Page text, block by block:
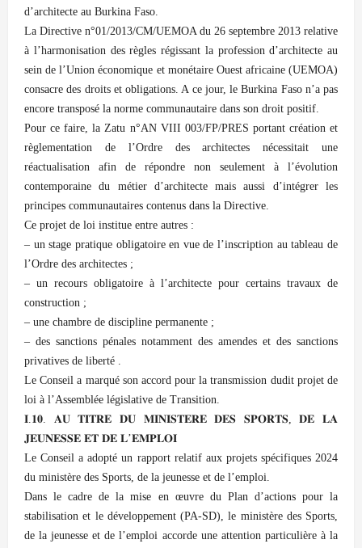
d’architecte au Burkina Faso.
La Directive n°01/2013/CM/UEMOA du 26 septembre 2013 relative
à l’harmonisation des règles régissant la profession d’architecte au
sein de l’Union économique et monétaire Ouest africaine (UEMOA)
consacre des droits et obligations. A ce jour, le Burkina Faso n’a pas
encore transposé la norme communautaire dans son droit positif.
Pour ce faire, la Zatu n°AN VIII 003/FP/PRES portant création et
règlementation de l’Ordre des architectes nécessitait une
réactualisation afin de répondre non seulement à l’évolution
contemporaine du métier d’architecte mais aussi d’intégrer les
principes communautaires contenus dans la Directive.
Ce projet de loi institue entre autres :
– un stage pratique obligatoire en vue de l’inscription au tableau de
l’Ordre des architectes ;
– un recours obligatoire à l’architecte pour certains travaux de
construction ;
– une chambre de discipline permanente ;
– des sanctions pénales notamment des amendes et des sanctions
privatives de liberté .
Le Conseil a marqué son accord pour la transmission dudit projet de
loi à l’Assemblée législative de Transition.
𝐈.𝟏𝟎. 𝐀𝐔 𝐓𝐈𝐓𝐑𝐄 𝐃𝐔 𝐌𝐈𝐍𝐈𝐒𝐓𝐄𝐑𝐄 𝐃𝐄𝐒 𝐒𝐏𝐎𝐑𝐓𝐒, 𝐃𝐄 𝐋𝐀
𝐉𝐄𝐔𝐍𝐄𝐒𝐒𝐄 𝐄𝐓 𝐃𝐄 𝐋’𝐄𝐌𝐏𝐋𝐎𝐈
Le Conseil a adopté un rapport relatif aux projets spécifiques 2024
du ministère des Sports, de la jeunesse et de l’emploi.
Dans le cadre de la mise en œuvre du Plan d’actions pour la
stabilisation et le développement (PA-SD), le ministère des Sports,
de la jeunesse et de l’emploi accorde une attention particulière à la